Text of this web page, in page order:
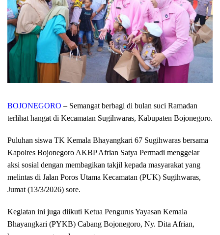
BOJONEGORO – Semangat berbagi di bulan suci Ramadan
terlihat hangat di Kecamatan Sugihwaras, Kabupaten Bojonegoro.
Puluhan siswa TK Kemala Bhayangkari 67 Sugihwaras bersama
Kapolres Bojonegoro AKBP Afrian Satya Permadi menggelar
aksi sosial dengan membagikan takjil kepada masyarakat yang
melintas di Jalan Poros Utama Kecamatan (PUK) Sugihwaras,
Jumat (13/3/2026) sore.
Kegiatan ini juga diikuti Ketua Pengurus Yayasan Kemala
Bhayangkari (PYKB) Cabang Bojonegoro, Ny. Dita Afrian,